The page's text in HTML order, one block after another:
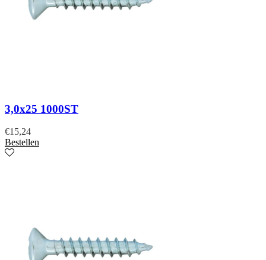
3,0x25 1000ST
€15,24
Bestellen